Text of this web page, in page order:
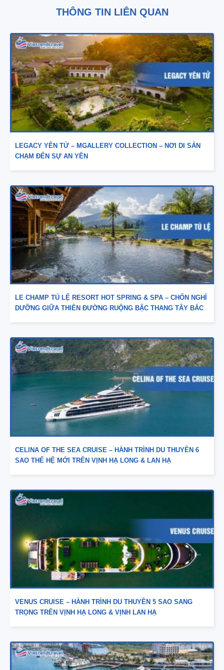
THÔNG TIN LIÊN QUAN
LEGACY YÊN TỬ – MGALLERY COLLECTION – NƠI DI SẢN
CHẠM ĐẾN SỰ AN YÊN
LE CHAMP TÚ LỆ RESORT HOT SPRING & SPA – CHỐN NGHỈ
DƯỠNG GIỮA THIÊN ĐƯỜNG RUỘNG BẬC THANG TÂY BẮC
CELINA OF THE SEA CRUISE – HÀNH TRÌNH DU THUYỀN 6
SAO THẾ HỆ MỚI TRÊN VỊNH HẠ LONG & LAN HẠ
VENUS CRUISE – HÀNH TRÌNH DU THUYỀN 5 SAO SANG
TRỌNG TRÊN VỊNH HẠ LONG & VỊNH LAN HẠ